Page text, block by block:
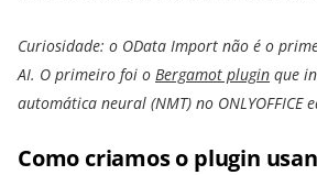
Curiosidade: o OData Import não é o
AI. O primeiro foi o Bergamot plugin que
automática neural (NMT) no ONLYOFFICE
Como criamos o plugin